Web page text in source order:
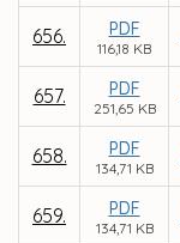
656. PDF
116,18 KB
657. PDF
251,65 KB
658. PDF
134,71 KB
659. PDF
134,71 KB